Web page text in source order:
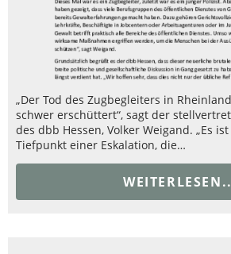
„Der Tod des Zugbegleiters in
schwer erschüttert“, sagt der
des dbb Hessen, Volker Weigand. „Es
Tiefpunkt einer Eskalation, die…
WEITERLESEN..